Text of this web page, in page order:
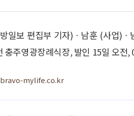
일보 편집부 기자)ㆍ남훈 (사업)
충주영광장례식장, 발인 15일 오전
mylife.co.kr